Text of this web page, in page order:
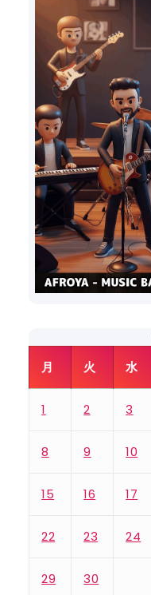
月
火 水
1 2 3
8 9 10
15 16 17
22 23 24
29 30